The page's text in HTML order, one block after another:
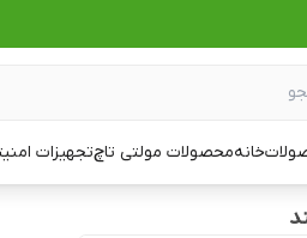
خانهمحصولات مولتی تاچتجهیزات